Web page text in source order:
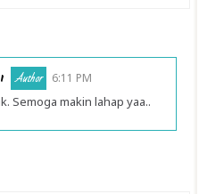
6:11 PM
Semoga makin lahap yaa..